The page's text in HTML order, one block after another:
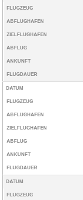
FLUGZEUG
ABFLUGHAFEN
ZIELFLUGHAFEN
ABFLUG
ANKUNFT
FLUGDAUER
DATUM
FLUGZEUG
ABFLUGHAFEN
ZIELFLUGHAFEN
ABFLUG
ANKUNFT
FLUGDAUER
DATUM
FLUGZEUG